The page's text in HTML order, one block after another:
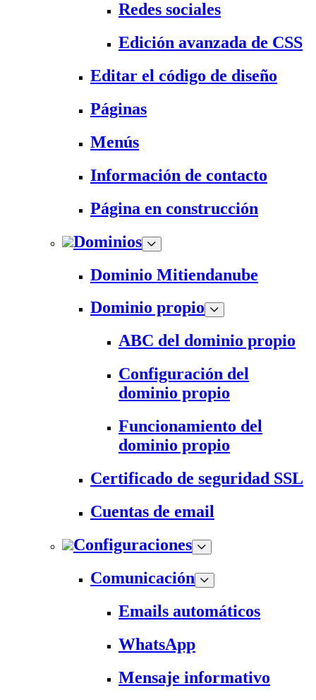
Redes sociales
Edición avanzada de CSS
Editar el código de diseño
Páginas
Menús
Información de contacto
Página en construcción
Dominios
Dominio Mitiendanube
Dominio propio
ABC del dominio propio
Configuración del
dominio propio
Funcionamiento del
dominio propio
Certificado de seguridad SSL
Cuentas de email
Configuraciones
Comunicación
Emails automáticos
WhatsApp
Mensaje informativo